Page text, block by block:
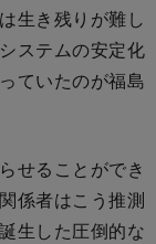
生き残りが難し
ステムの安定化
ていたのが福島
せることができ
係者はこう推測
生した圧倒的な